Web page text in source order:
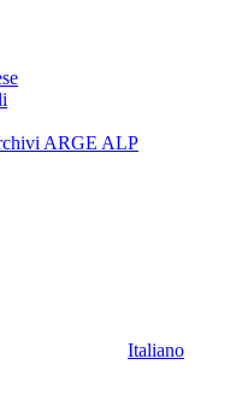
ARGE ALP
Italiano